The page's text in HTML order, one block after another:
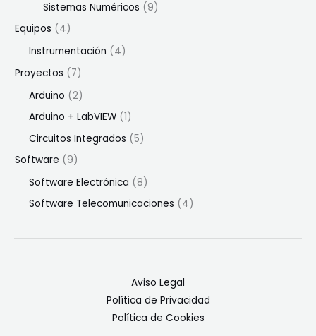
Sistemas Numéricos (9)
Equipos (4)
Instrumentación (4)
Proyectos (7)
Arduino (2)
Arduino + LabVIEW (1)
Circuitos Integrados (5)
Software (9)
Software Electrónica (8)
Software Telecomunicaciones (4)
Aviso Legal
Política de Privacidad
Política de Cookies